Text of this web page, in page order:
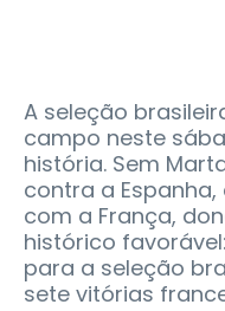
A seleção
campo neste
história. Sem
contra a
com a França,
histórico
para a seleção
sete vitórias